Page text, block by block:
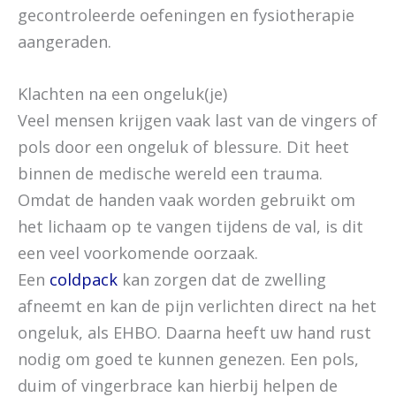
gecontroleerde oefeningen en fysiotherapie
aangeraden.
Klachten na een ongeluk(je)
Veel mensen krijgen vaak last van de vingers of
pols door een ongeluk of blessure. Dit heet
binnen de medische wereld een trauma.
Omdat de handen vaak worden gebruikt om
het lichaam op te vangen tijdens de val, is dit
een veel voorkomende oorzaak.
Een coldpack kan zorgen dat de zwelling
afneemt en kan de pijn verlichten direct na het
ongeluk, als EHBO. Daarna heeft uw hand rust
nodig om goed te kunnen genezen. Een pols,
duim of vingerbrace kan hierbij helpen de